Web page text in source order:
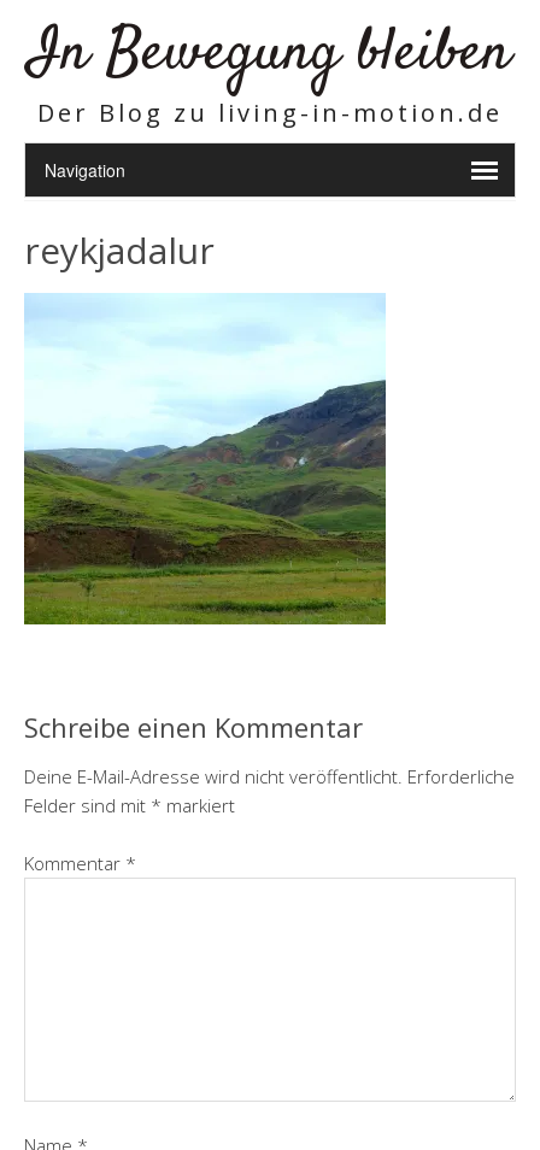
In Bewegung bleiben
Der Blog zu living-in-motion.de
reykjadalur
Schreibe einen Kommentar
Deine E-Mail-Adresse wird nicht veröffentlicht. Erforderliche
Felder sind mit * markiert
Kommentar *
Name *